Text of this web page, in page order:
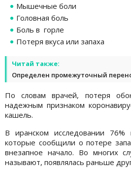
Мышечные боли
Головная боль
Боль в горле
Потеря вкуса или запаха
Читай также:
Определен промежуточный
По словам врачей, потеря
надежным признаком
кашель.
В иранском исследовании 76%
которые сообщили о потере
внезапное начало. Во многих
называют, появлялась раньше